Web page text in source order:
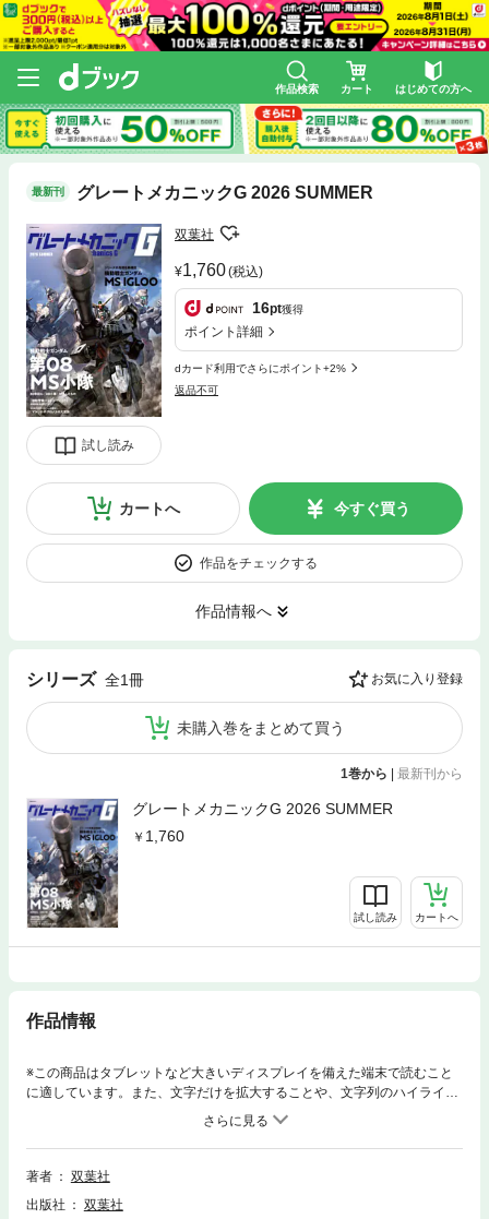
作品検索 カート はじめての方へ
最新刊 グレートメカニックG 2026 SUMMER
試し読み
双葉社
1,760(税込)
16pt獲得
ポイント詳細
dカード利用でさらにポイント+2%
返品不可
カートへ 今すぐ買う
作品をチェックする
作品情報へ
シリーズ 全1冊 お気に入り登録
未購入巻をまとめて買う
1巻から | 最新刊から
グレートメカニックG 2026 SUMMER
1,760
試し読み カートへ
作品情報
※この商品はタブレットなど大きいディスプレイを備えた端末で読むこと
に適しています。また、文字だけを拡大することや、文字列のハイライ
ト、検索、辞書の参照、引用などの機能が使用できません。ガンダムなど
のロボットアニメ作品を紹介するムック。ビジュアルとディープなテキス
ト、インタビューなどで様々な作品を徹底解剖。 ※この商品は固定レイ
アウトで作成されており、タブレットなど大きいディスプレイを備えた端
参照、引用などの機能が使用できません。
著者
双葉社
出版社
双葉社